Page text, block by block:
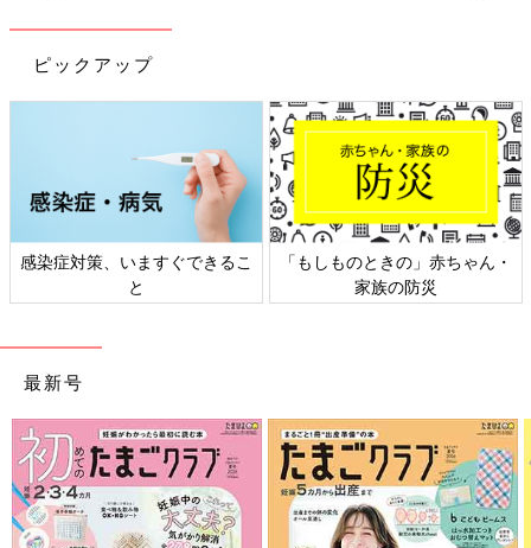
ピックアップ
感染症対策、いますぐできるこ
と
「もしものときの」赤ちゃん・
家族の防災
最新号